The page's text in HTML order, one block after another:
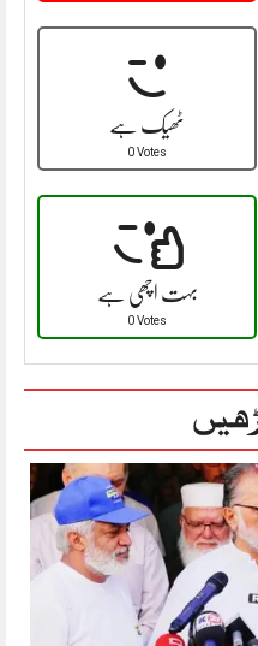
ٹھیک ہے
0 Votes
بہت اچھی ہے
0 Votes